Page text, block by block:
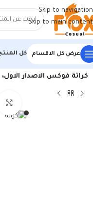
Skip to navigation
Skip to main content
عرض كل الاقسام كل
الرئيسية/منتجات جلد طبيعي
كراتة فوكس الاصدار الاول، كراتة ومحفظة جلد طبيعي